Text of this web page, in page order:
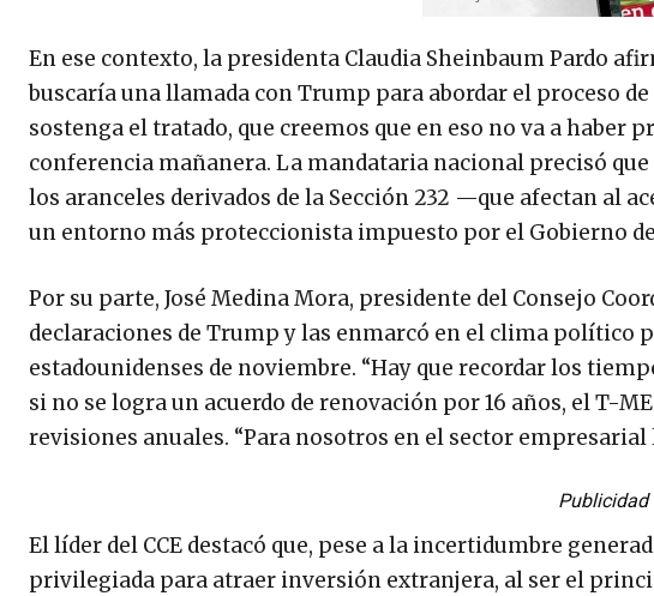
En ese contexto, la presidenta Claudia Sheinbaum Pardo
buscaría una llamada con Trump para abordar el proceso
sostenga el tratado, que creemos que en eso no va a haber
conferencia mañanera. La mandataria nacional precisó
los aranceles derivados de la Sección 232 —que afectan al
un entorno más proteccionista impuesto por el Gobierno de
Por su parte, José Medina Mora, presidente del Consejo
declaraciones de Trump y las enmarcó en el clima político
estadounidenses de noviembre. “Hay que recordar los
si no se logra un acuerdo de renovación por 16 años, el T-
revisiones anuales. “Para nosotros en el sector
Publicidad
El líder del CCE destacó que, pese a la incertidumbre
privilegiada para atraer inversión extranjera, al ser el